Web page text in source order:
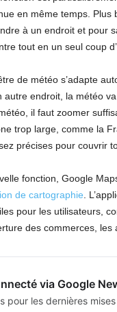
en même temps. Plus
à un endroit et pour
tout en un seul coup
de météo s’adapte
autre endroit, la météo
il faut zoomer
trop large, comme la
précises pour couvrir
fonction, Google
de cartographie .
pour les utilisateurs,
des commerces,
via Google
pour les dernières mises